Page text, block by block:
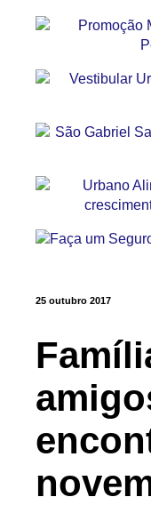
25 outubro 2017